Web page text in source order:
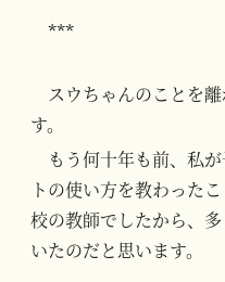
***
スウちゃんのことを
す。
もう何十年も前、私
トの使い方を教わった
校の教師でしたから、
いたのだと思います。